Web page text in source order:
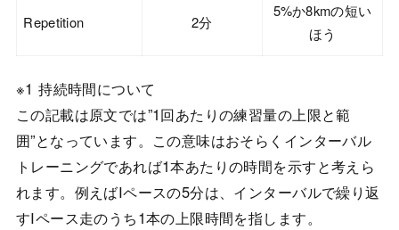
Repetition 2分
5%か8kmの短い
ほう
※1 持続時間について
この記載は原文では”1回あたりの練習量の上限と範
囲”となっています。この意味はおそらくインターバル
トレーニングであれば1本あたりの時間を示すと考えら
れます。例えばIペースの5分は、インターバルで繰り返
すIペース走のうち1本の上限時間を指します。